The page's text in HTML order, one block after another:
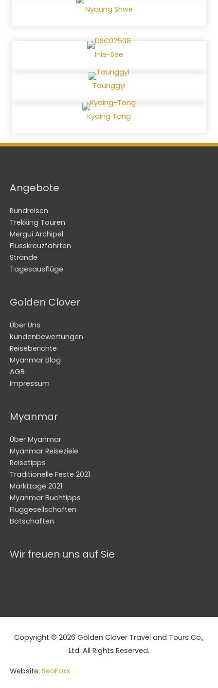
Nyaung Shwe
Inle-See
Taunggyi
Kyaing Tong
Angebote
Rundreisen
Trekking Touren
Mergui Archipel
Flusskreuzfahrten
Strände
Tagesausflüge
Golden Clover
Über Uns
Kundenbewertungen
Reiseberichte
Myanmar Blog
AGB
Impressum
Myanmar
Über Myanmar
Myanmar Reiseziele
Reisetipps
Traditionelle Feste 2021
Markttage 2021
Myanmar Buchtipps
Fluggesellschaften
Botschaften
Wir freuen uns auf Sie
Copyright © 2026 Golden Clover Travel and Tours Co.,
Ltd. All Rights Reserved.
Website: SeoFoxx